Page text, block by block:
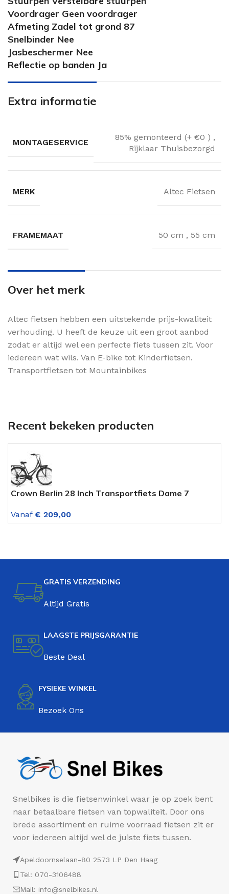
Voordrager Geen voordrager
Afmeting Zadel tot grond 87
Snelbinder Nee
Jasbeschermer Nee
Reflectie op banden Ja
Extra informatie
MONTAGESERVICE
85% gemonteerd (+ €0 ) ,
Rijklaar Thuisbezorgd
MERK Altec Fietsen
FRAMEMAAT 50 cm , 55 cm
Over het merk
Altec fietsen hebben een uitstekende prijs-kwaliteit
verhouding. U heeft de keuze uit een groot aanbod
zodat er altijd wel een perfecte fiets tussen zit. Voor
iedereen wat wils. Van E-bike tot Kinderfietsen.
Transportfietsen tot Mountainbikes
Recent bekeken producten
Crown Berlin 28 Inch Transportfiets Dame 7
Vanaf € 209,00
GRATIS VERZENDING
Altijd Gratis
LAAGSTE PRIJSGARANTIE
Beste Deal
FYSIEKE WINKEL
Bezoek Ons
Snelbikes is die fietsenwinkel waar je op zoek bent
naar betaalbare fietsen van topwaliteit. Door ons
brede assortiment en ruime voorraad fietsen zit er
voor iedereen altijd wel de juiste fiets tussen.
Apeldoornselaan-80 2573 LP Den Haag
Tel: 070-3106488
Mail: info@snelbikes.nl